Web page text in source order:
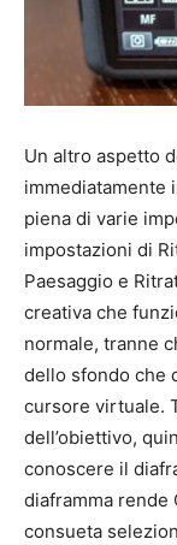
Un altro aspetto
immediatamente
piena di varie
impostazioni di
Paesaggio e
creativa che
normale, tranne
dello sfondo che
cursore virtuale.
dell’obiettivo,
conoscere il
diaframma rende
consueta